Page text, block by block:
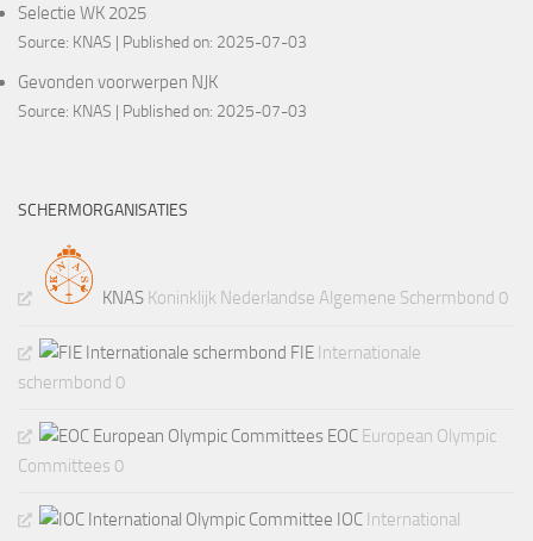
Selectie WK 2025
Source: KNAS Published on: 2025-07-03
Gevonden voorwerpen NJK
Source: KNAS Published on: 2025-07-03
SCHERMORGANISATIES
KNAS Koninklijk Nederlandse Algemene Schermbond 0
FIE Internationale
schermbond 0
EOC European Olympic
Committees 0
IOC International